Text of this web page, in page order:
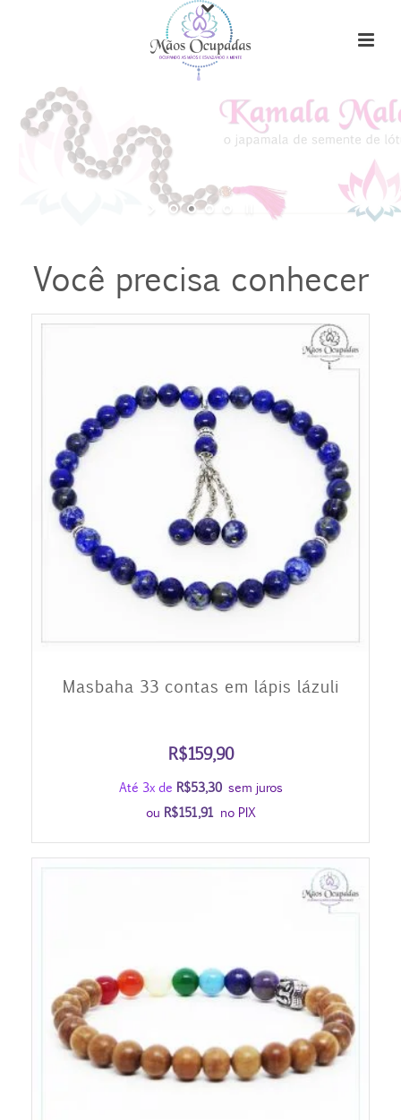
Você precisa conhecer
Masbaha 33 contas em lápis lázuli
R$159,90
Até 3x de R$53,30 sem juros
ou R$151,91 no PIX